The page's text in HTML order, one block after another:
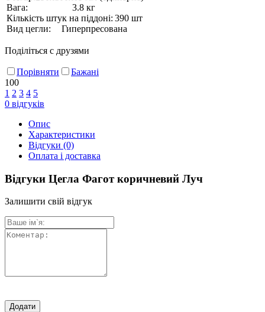
Вага:
3.8 кг
Кількість штук на піддоні: 390 шт
Вид цегли:
Гиперпресована
Поділіться с друзями
Порівняти
Бажані
100
1 2 3 4 5
0 відгуків
Опис
Характеристики
Відгуки (0)
Оплата і доставка
Відгуки Цегла Фагот коричневий Луч
Залишити свій відгук